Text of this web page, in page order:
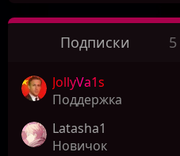
Подписки 5
JollyVa1s
Поддержка
Latasha1
Новичок